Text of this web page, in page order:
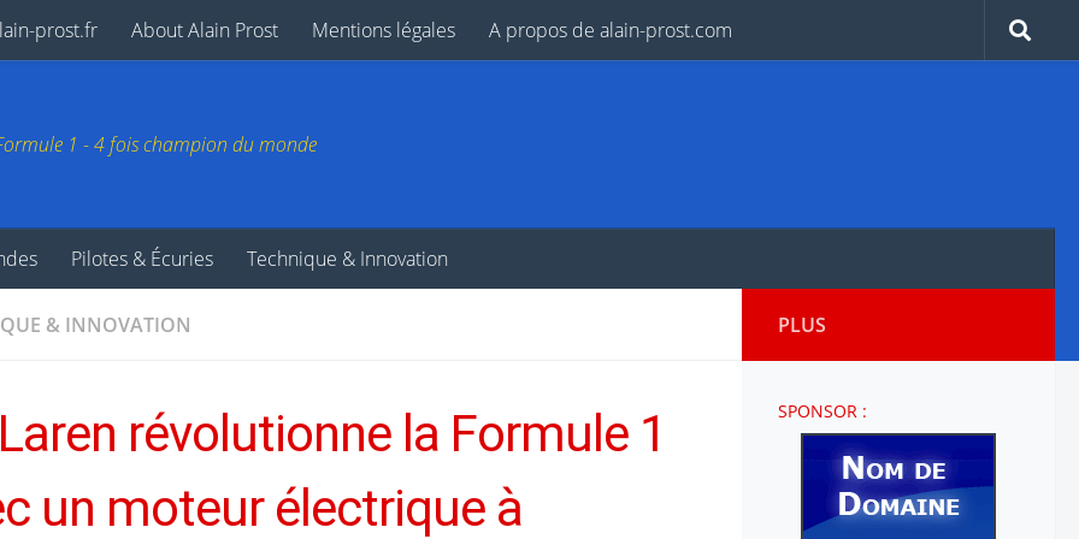
prost.fr About Alain Prost Mentions légales A propos de alain-prost.com
1 - 4 fois champion du monde
Pilotes & Écuries Technique & Innovation
& INNOVATION
révolutionne la Formule 1
un moteur électrique à
PLUS
SPONSOR :